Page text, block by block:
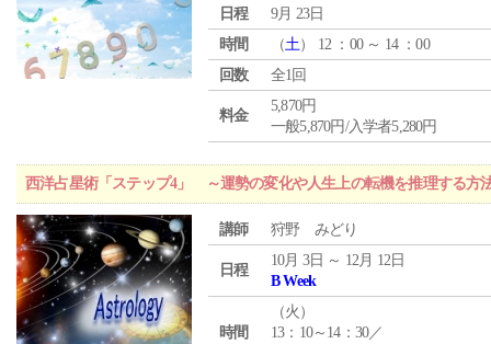
日程
9月 23日
時間
（土） 12 ：00 ～ 14 ：00
回数
全1回
料金
5,870円
一般5,870円/入学者5,280円
西洋占星術「ステップ4」 ～運勢の変化や人生上の転機を推理する方
講師 狩野 みどり
日程
10月 3日 ～ 12月 12日
B Week
時間
（火 ）
13：10～14：30／